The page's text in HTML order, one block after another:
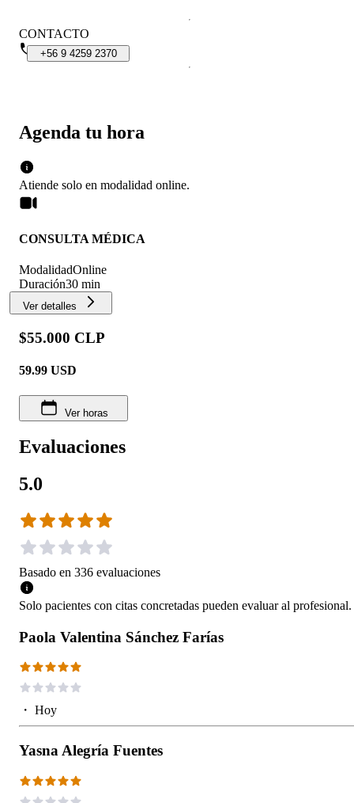
Agenda tu hora
Atiende solo en modalidad online.
CONSULTA MÉDICA
ModalidadOnline
Duración30 min
Ver detalles
$55.000 CLP
59.99 USD
Ver horas
Evaluaciones
5.0
Basado en 336 evaluaciones
Solo pacientes con citas concretadas pueden evaluar al profesional.
Paola Valentina Sánchez Farías
・ Hoy
Yasna Alegría Fuentes
CONTACTO
+56 9 4259 2370